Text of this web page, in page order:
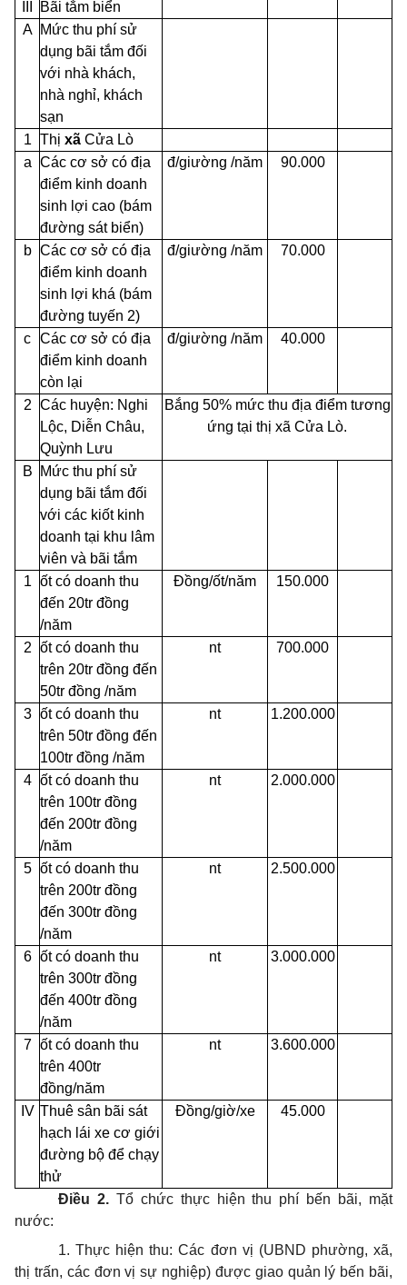
Bãi tắm biển
A
Mức thu phí sử
dụng bãi tắm đối
với nhà khách,
nhà nghỉ, khách
sạn
1 Thị xã Cửa Lò
a Các cơ sở có địa
điểm kinh doanh
sinh lợi cao (bám
đường sát biển)
đ/giường /năm 90.000
b Các cơ sở có địa
điểm kinh doanh
sinh lợi khá (bám
đường tuyến 2)
đ/giường /năm 70.000
c Các cơ sở có địa
điểm kinh doanh
còn lại
đ/giường /năm 40.000
2 Các huyện: Nghi
Lộc, Diễn Châu,
Quỳnh Lưu
Bắng 50% mức thu địa điểm tương
ứng tại thị xã Cửa Lò.
B
Mức thu phí sử
dụng bãi tắm đối
với các kiốt kinh
doanh tại khu lâm
viên và bãi tắm
1 ốt có doanh thu
đến 20tr đồng
/năm
Đồng/ốt/năm 150.000
2 ốt có doanh thu
trên 20tr đồng đến
50tr đồng /năm
nt 700.000
3 ốt có doanh thu
trên 50tr đồng đến
100tr đồng /năm
nt 1.200.000
4 ốt có doanh thu
trên 100tr đồng
đến 200tr đồng
/năm
nt 2.000.000
5 ốt có doanh thu
trên 200tr đồng
đến 300tr đồng
/năm
nt 2.500.000
6 ốt có doanh thu
trên 300tr đồng
đến 400tr đồng
/năm
nt 3.000.000
7 ốt có doanh thu
trên 400tr
đồng/năm
nt 3.600.000
IV Thuê sân bãi sát
hạch lái xe cơ giới
đường bộ để chạy
thử
Đồng/giờ/xe 45.000
Điều 2.Tổ chức thực hiện thu phí bến bãi, mặt
nước:
1. Thực hiện thu: Các đơn vị (UBND phường, xã,
thị trấn, các đơn vị sự nghiệp) được giao quản lý bến bãi,